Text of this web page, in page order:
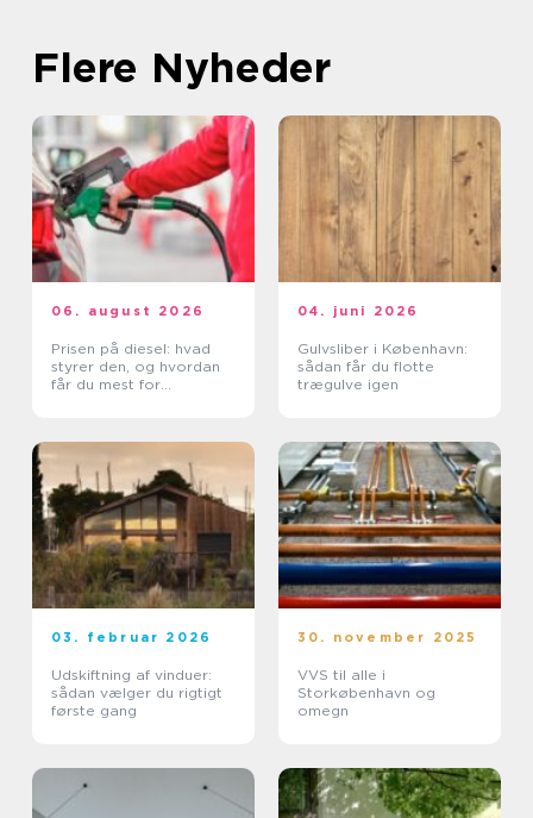
Flere Nyheder
06. august 2026
Prisen på diesel: hvad
styrer den, og hvordan
får du mest for
04. juni 2026
Gulvsliber i København:
sådan får du flotte
trægulve igen
03. februar 2026
Udskiftning af vinduer:
sådan vælger du rigtigt
første gang
30. november 2025
VVS til alle i
Storkøbenhavn og
omegn